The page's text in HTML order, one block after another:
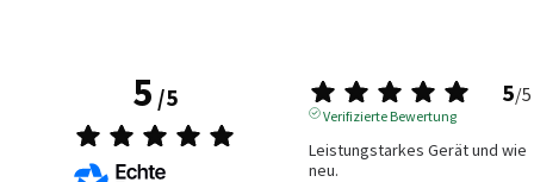
5/5 5/5
Verifizierte Bewertung
Leistungstarkes Gerät und wie
neu.